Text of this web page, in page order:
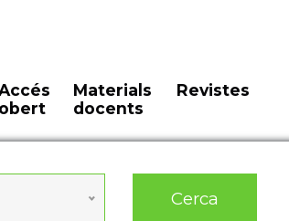
obert
Materials
docents
Revistes
Cerca